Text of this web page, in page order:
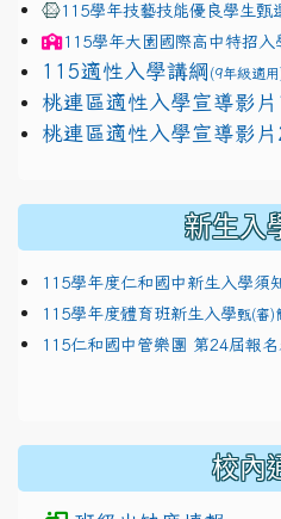
115學年技藝技能優良學生甄
115學年大園國際高中特招入
115適性入學講綱 (9年級適用
link to https://
桃連區適性入學宣導影片
link to https://
桃連區適性入學宣導影片
新生入
115學年度仁和國中新生入學須
115學年度體育班新生入學甄(審)
115仁和國中管樂團 第24屆報名
校內